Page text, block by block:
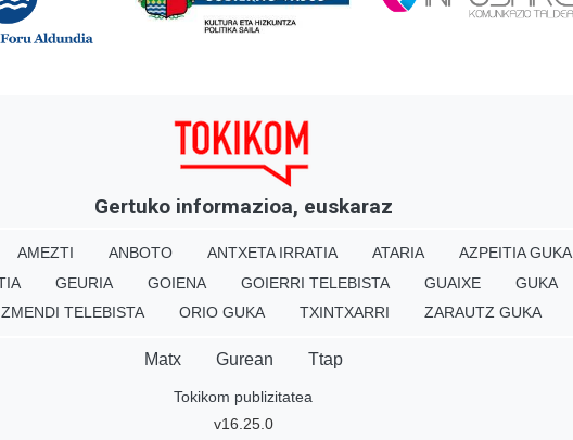
Gertuko informazioa, euskaraz
AMEZTI ANBOTO ANTXETA IRRATIA ATARIA AZPEITIA GUKA
GEURIA GOIENA GOIERRI TELEBISTA GUAIXE GUKA
TELEBISTA ORIO GUKA TXINTXARRI ZARAUTZ GUKA
Matx Gurean Ttap
Tokikom publizitatea
v16.25.0